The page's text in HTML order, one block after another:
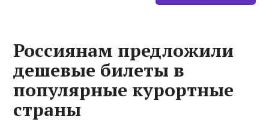
Россиянам предложили
дешевые билеты в
популярные курортные
страны